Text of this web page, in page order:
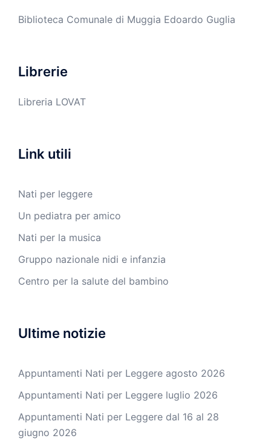
Biblioteca Comunale di Muggia Edoardo Guglia
Librerie
Libreria LOVAT
Link utili
Nati per leggere
Un pediatra per amico
Nati per la musica
Gruppo nazionale nidi e infanzia
Centro per la salute del bambino
Ultime notizie
Appuntamenti Nati per Leggere agosto 2026
Appuntamenti Nati per Leggere luglio 2026
Appuntamenti Nati per Leggere dal 16 al 28
giugno 2026